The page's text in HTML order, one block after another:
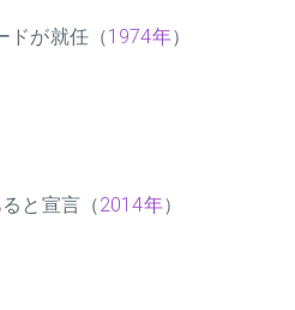
ドが就任（1974年）
と宣言（2014年）